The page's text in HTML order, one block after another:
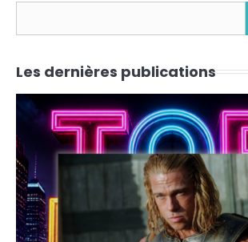
Les dernières publications